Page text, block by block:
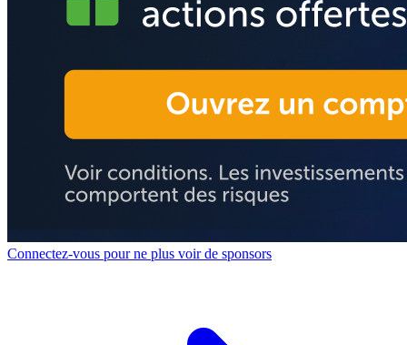
Connectez-vous pour ne plus voir de sponsors